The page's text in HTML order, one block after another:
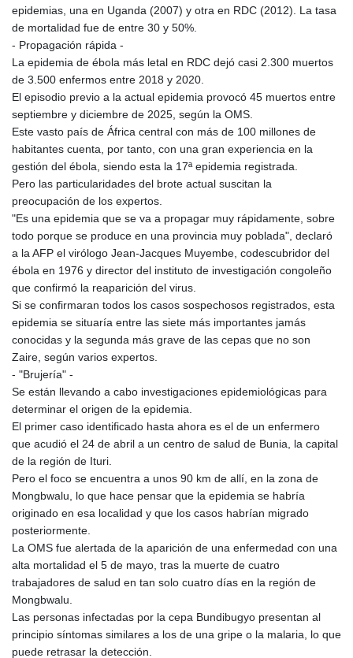
epidemias, una en Uganda (2007) y otra en RDC (2012). La tasa
de mortalidad fue de entre 30 y 50%.
- Propagación rápida -
La epidemia de ébola más letal en RDC dejó casi 2.300 muertos
de 3.500 enfermos entre 2018 y 2020.
El episodio previo a la actual epidemia provocó 45 muertos entre
septiembre y diciembre de 2025, según la OMS.
Este vasto país de África central con más de 100 millones de
habitantes cuenta, por tanto, con una gran experiencia en la
gestión del ébola, siendo esta la 17ª epidemia registrada.
Pero las particularidades del brote actual suscitan la
preocupación de los expertos.
"Es una epidemia que se va a propagar muy rápidamente, sobre
todo porque se produce en una provincia muy poblada", declaró
a la AFP el virólogo Jean-Jacques Muyembe, codescubridor del
ébola en 1976 y director del instituto de investigación congoleño
que confirmó la reaparición del virus.
Si se confirmaran todos los casos sospechosos registrados, esta
epidemia se situaría entre las siete más importantes jamás
conocidas y la segunda más grave de las cepas que no son
Zaire, según varios expertos.
- "Brujería" -
Se están llevando a cabo investigaciones epidemiológicas para
determinar el origen de la epidemia.
El primer caso identificado hasta ahora es el de un enfermero
que acudió el 24 de abril a un centro de salud de Bunia, la capital
de la región de Ituri.
Pero el foco se encuentra a unos 90 km de allí, en la zona de
Mongbwalu, lo que hace pensar que la epidemia se habría
originado en esa localidad y que los casos habrían migrado
posteriormente.
La OMS fue alertada de la aparición de una enfermedad con una
alta mortalidad el 5 de mayo, tras la muerte de cuatro
trabajadores de salud en tan solo cuatro días en la región de
Mongbwalu.
Las personas infectadas por la cepa Bundibugyo presentan al
principio síntomas similares a los de una gripe o la malaria, lo que
puede retrasar la detección.